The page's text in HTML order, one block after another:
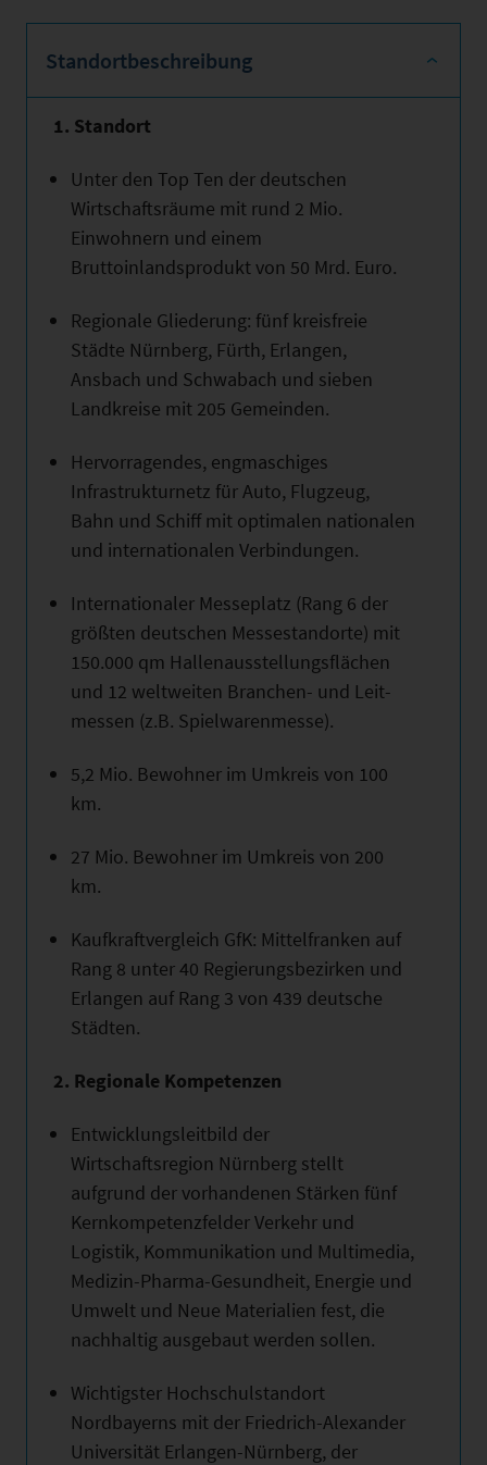
Standortbeschreibung
1. Standort
Unter den Top Ten der deutschen
Wirtschaftsräume mit rund 2 Mio.
Einwohnern und einem
Bruttoinlandsprodukt von 50 Mrd. Euro.
Regionale Gliederung: fünf kreisfreie
Städte Nürnberg, Fürth, Erlangen,
Ansbach und Schwabach und sieben
Landkreise mit 205 Gemeinden.
Hervorragendes, engmaschiges
Infrastrukturnetz für Auto, Flugzeug,
Bahn und Schiff mit optimalen nationalen
und internationalen Verbindungen.
Internationaler Messeplatz (Rang 6 der
größten deutschen Messestandorte) mit
150.000 qm Hallenausstellungsflächen
und 12 weltweiten Branchen- und Leit-
messen (z.B. Spielwarenmesse).
5,2 Mio. Bewohner im Umkreis von 100
km.
27 Mio. Bewohner im Umkreis von 200
km.
Kaufkraftvergleich GfK: Mittelfranken auf
Rang 8 unter 40 Regierungsbezirken und
Erlangen auf Rang 3 von 439 deutsche
Städten.
2. Regionale Kompetenzen
Entwicklungsleitbild der
Wirtschaftsregion Nürnberg stellt
aufgrund der vorhandenen Stärken fünf
Kernkompetenzfelder Verkehr und
Logistik, Kommunikation und Multimedia,
Medizin-Pharma-Gesundheit, Energie und
Umwelt und Neue Materialien fest, die
nachhaltig ausgebaut werden sollen.
Wichtigster Hochschulstandort
Nordbayerns mit der Friedrich-Alexander
Universität Erlangen-Nürnberg, der